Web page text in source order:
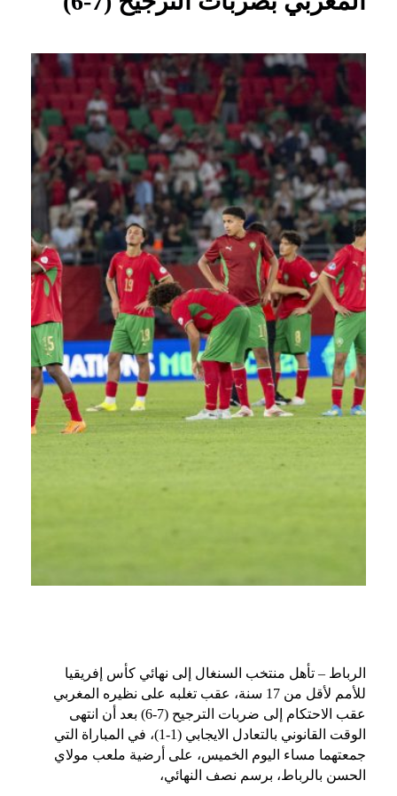
الرباط – تأهل منتخب السنغال إلى نهائي كأس إفريقيا
للأمم لأقل من 17 سنة، عقب تغلبه على نظيره المغربي
عقب الاحتكام إلى ضربات الترجيح (7-6) بعد أن انتهى
الوقت القانوني بالتعادل الايجابي (1-1)، في المباراة التي
جمعتهما مساء اليوم الخميس، على أرضية ملعب مولاي
الحسن بالرباط، برسم نصف النهائي،